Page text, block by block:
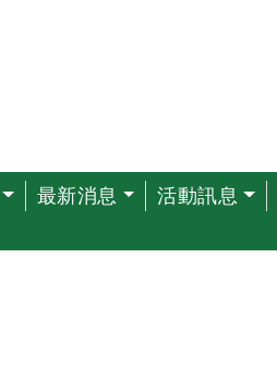
最新消息 活動訊息